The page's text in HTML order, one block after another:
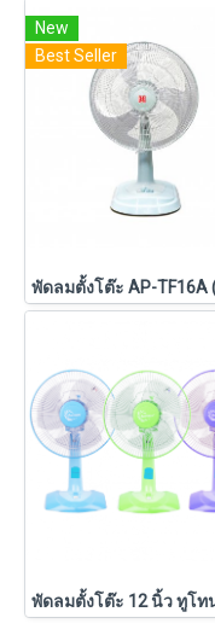
New
Best Seller